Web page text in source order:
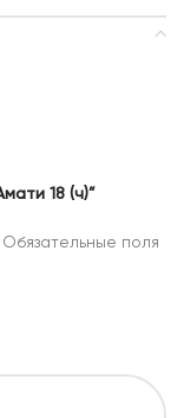
18 (ч)”
Обязательные поля